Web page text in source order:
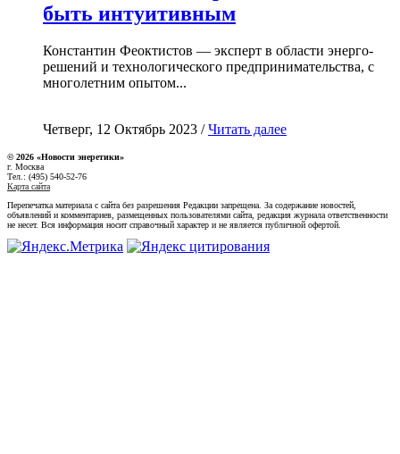
быть интуитивным
Константин Феоктистов — эксперт в области энерго-
решений и технологического предпринимательства, с
многолетним опытом...
Четверг, 12 Октябрь 2023 /Читать далее
© 2026 «Новости энеретики»
г. Москва
Тел.: (495) 540-52-76
Карта сайта
Перепечатка материала с сайта без разрешения Редакции запрещена. За содержание новостей,
объявлений и комментариев, размещенных пользователями сайта, редакция журнала ответственности
не несет. Вся информация носит справочный характер и не является публичной офертой.